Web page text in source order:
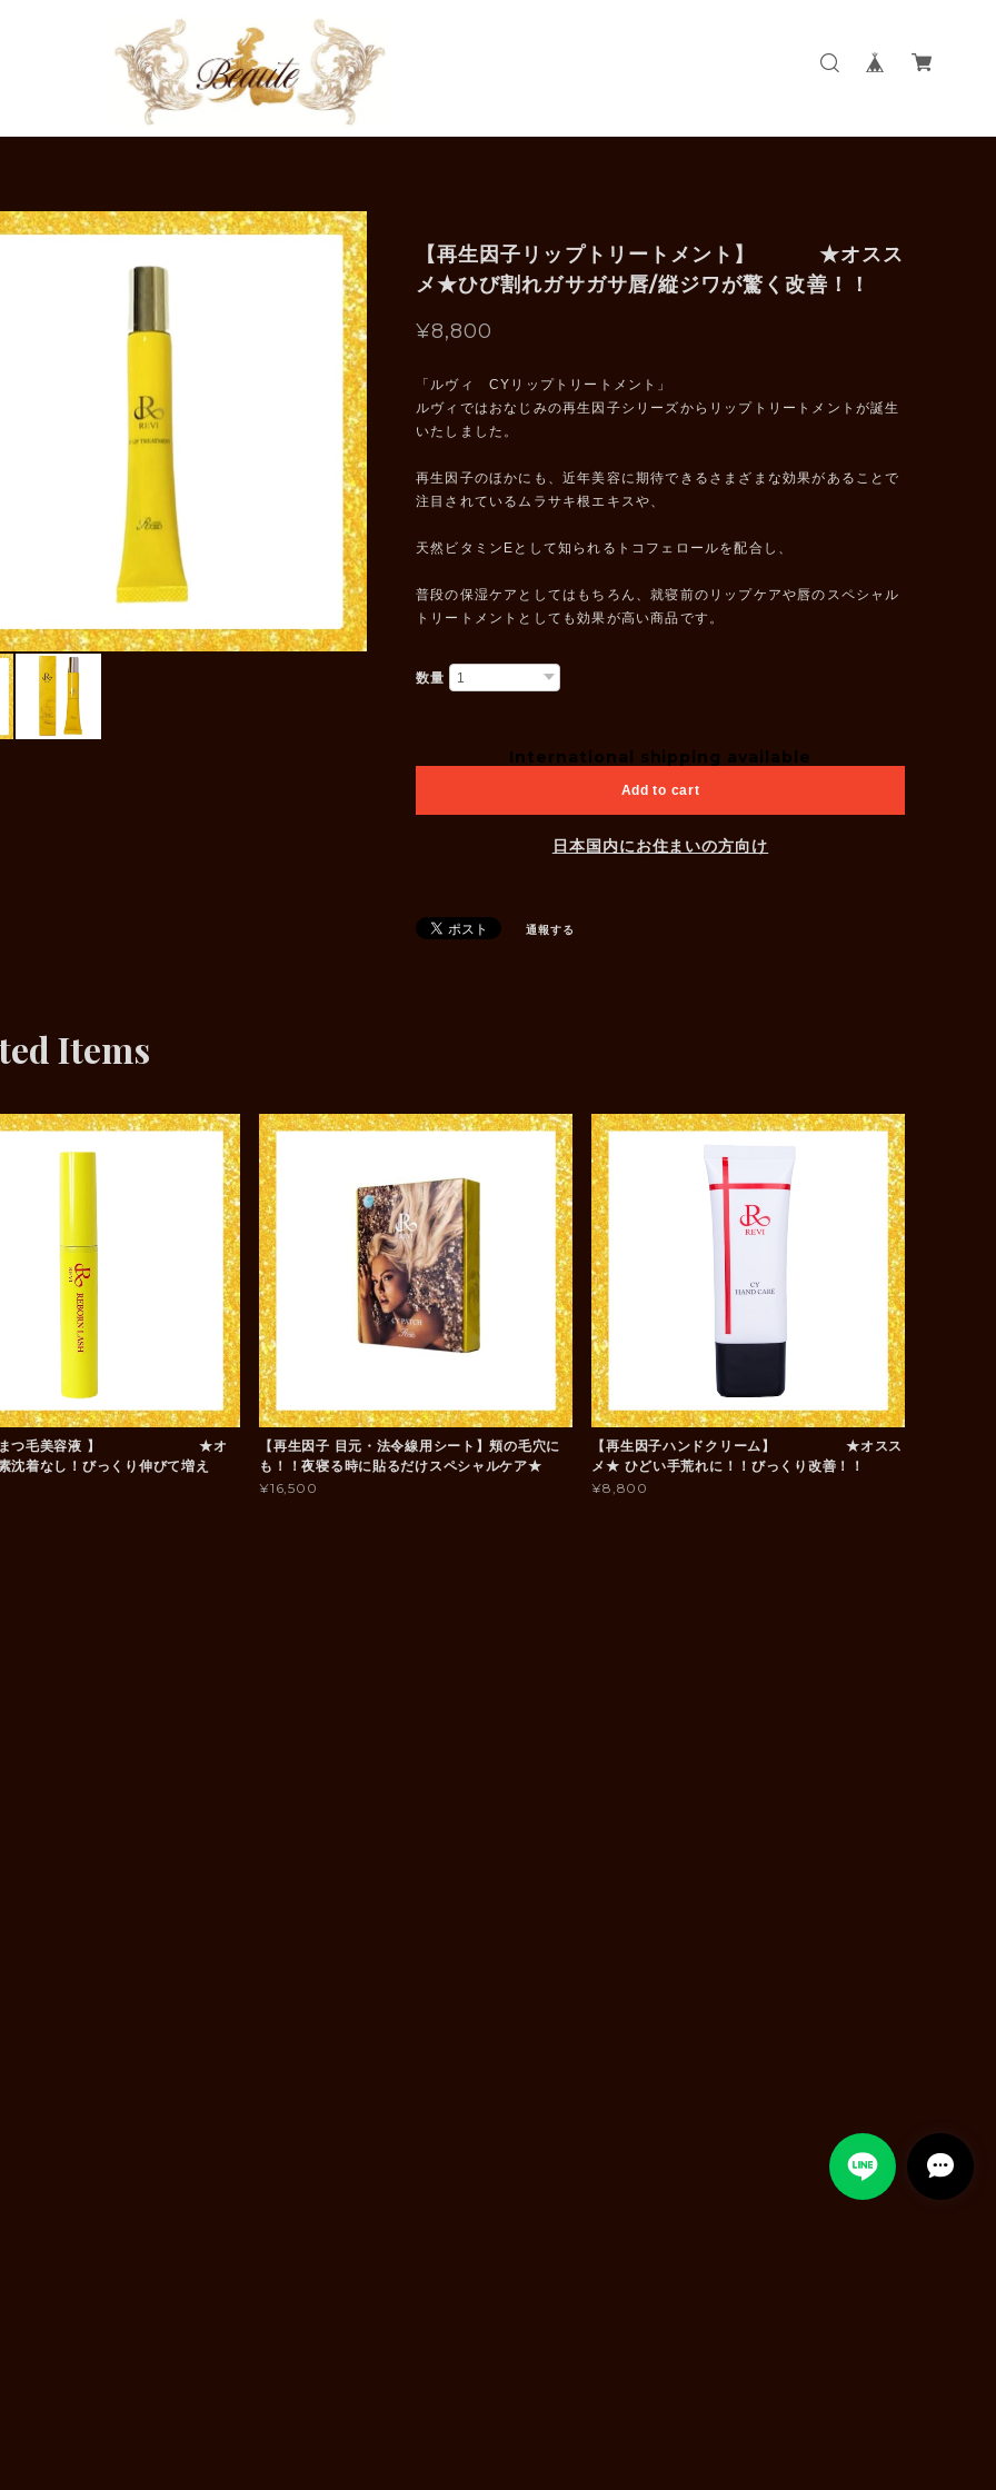
【再生因子リップトリートメント】 ★オスス
メ★ひび割れガサガサ唇/縦ジワが驚く改善！！
¥8,800
「ルヴィ CYリップトリートメント」
ルヴィではおなじみの再生因子シリーズからリップトリートメントが誕生
いたしました。
再生因子のほかにも、近年美容に期待できるさまざまな効果があることで
注目されているムラサキ根エキスや、
天然ビタミンEとして知られるトコフェロールを配合し、
普段の保湿ケアとしてはもちろん、就寝前のリップケアや唇のスペシャル
トリートメントとしても効果が高い商品です。
数量
International shipping available
Add to cart
日本国内にお住まいの方向け
通報する
Items
子まつ毛美容液 】 ★オ
沈着なし！びっくり伸びて増え
【再生因子 目元・法令線用シート】頬の毛穴に
も！！夜寝る時に貼るだけスペシャルケア★
¥16,500
【再生因子ハンドクリーム】 ★オスス
メ★ ひどい手荒れに！！びっくり改善！！
¥8,800